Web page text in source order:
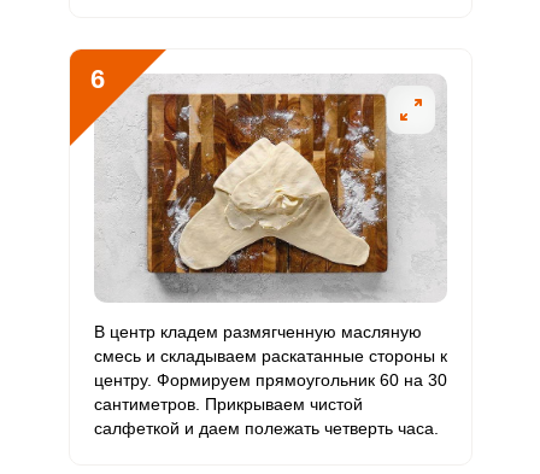
6
В центр кладем размягченную масляную
смесь и складываем раскатанные стороны к
центру. Формируем прямоугольник 60 на 30
сантиметров. Прикрываем чистой
салфеткой и даем полежать четверть часа.
ВХОД НА САЙТ РЕГИСТРАЦИЯ
1 ИЗ 13
Сообщить об ошибке